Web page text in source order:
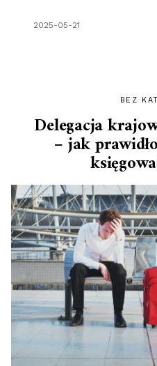
2025-05-21
BEZ
Delegacja
– jak